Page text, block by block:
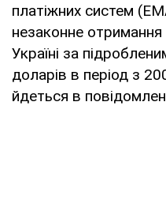
платіжних систем
незаконне
Україні за
доларів в період з
йдеться в